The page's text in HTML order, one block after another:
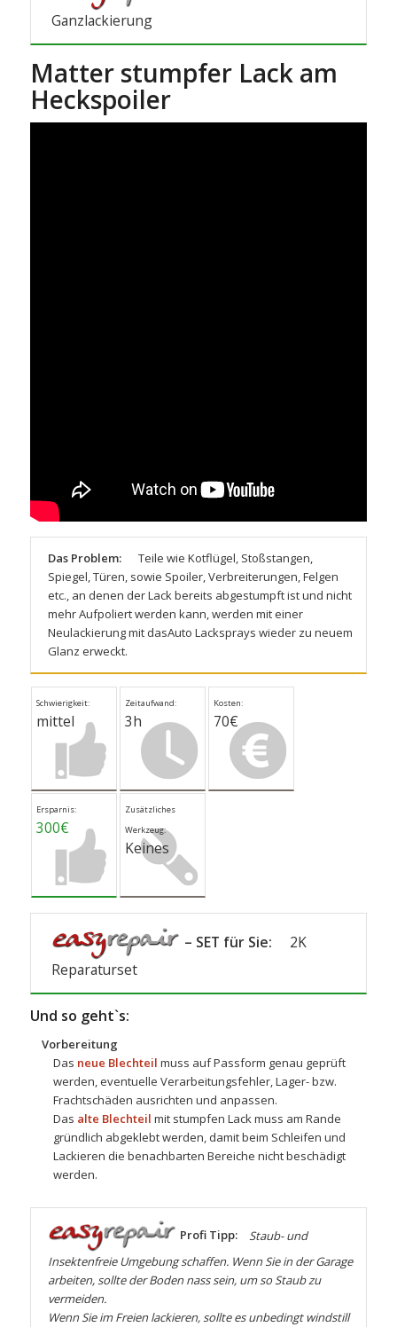
Ganzlackierung
Matter stumpfer Lack am
Heckspoiler
Das Problem:
Teile wie Kotflügel, Stoßstangen,
Spiegel, Türen, sowie Spoiler, Verbreiterungen, Felgen
etc., an denen der Lack bereits abgestumpft ist und nicht
mehr Aufpoliert werden kann, werden mit einer
Neulackierung mit dasAuto Lacksprays wieder zu neuem
Glanz erweckt.
Schwierigkeit:
mittel
Zeitaufwand:
3h
Kosten:
70€
Ersparnis:
300€
Zusätzliches
Werkzeug:
Keines
– SET für Sie:
2K
Reparaturset
Und so geht`s:
Vorbereitung
Das neue Blechteil muss auf Passform genau geprüft
werden, eventuelle Verarbeitungsfehler, Lager- bzw.
Frachtschäden ausrichten und anpassen.
Das alte Blechteil mit stumpfen Lack muss am Rande
gründlich abgeklebt werden, damit beim Schleifen und
Lackieren die benachbarten Bereiche nicht beschädigt
werden.
Profi Tipp:
Staub- und
Insektenfreie Umgebung schaffen. Wenn Sie in der Garage
arbeiten, sollte der Boden nass sein, um so Staub zu
vermeiden.
Wenn Sie im Freien lackieren, sollte es unbedingt windstill